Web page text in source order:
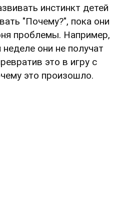
инстинкт детей
"Почему?", пока они
проблемы. Например,
они не получат
это в игру с
это произошло.